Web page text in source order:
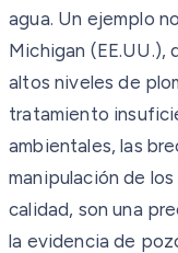
agua. Un ejemplo
Michigan (EE.UU.),
altos niveles de
tratamiento
ambientales, las
manipulación de
calidad, son una
la evidencia de